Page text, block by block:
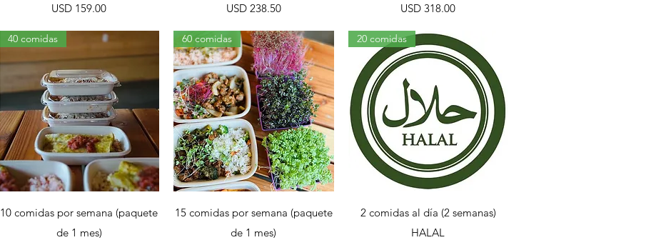
Precio
USD 159.00 Precio
USD 238.50 Precio
USD 318.00
Vista rápida
40 comidas
10 comidas por semana (paquete
de 1 mes)
Vista rápida
60 comidas
15 comidas por semana (paquete
de 1 mes)
Vista rápida
20 comidas
2 comidas al día (2 semanas)
HALAL